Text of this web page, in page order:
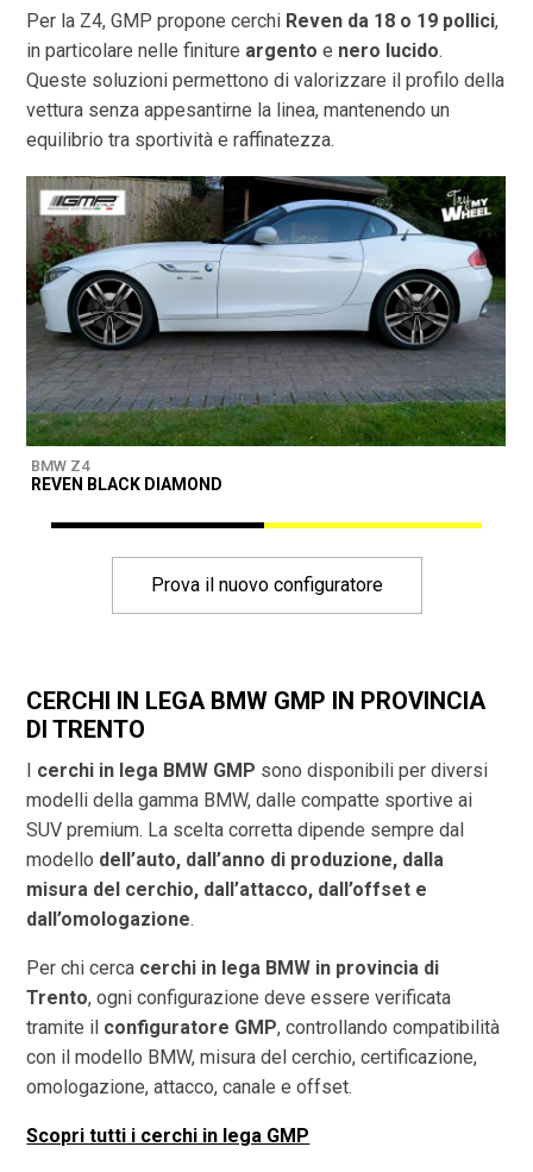
Per la Z4, GMP propone cerchi Reven da 18 o 19 pollici,
in particolare nelle finiture argento e nero lucido.
Queste soluzioni permettono di valorizzare il profilo della
vettura senza appesantirne la linea, mantenendo un
equilibrio tra sportività e raffinatezza.
BMW Z4
REVEN BLACK DIAMOND
Prova il nuovo configuratore
CERCHI IN LEGA BMW GMP IN PROVINCIA
DITRENTO
I cerchi in lega BMW GMP sono disponibili per diversi
modelli della gamma BMW, dalle compatte sportive ai
SUV premium. La scelta corretta dipende sempre dal
modello dell’auto, dall’anno di produzione, dalla
misura del cerchio, dall’attacco, dall’offset e
dall’omologazione.
Per chi cerca cerchi in lega BMW in provincia di
Trento, ogni configurazione deve essere verificata
tramite il configuratore GMP, controllando compatibilità
con il modello BMW, misura del cerchio, certificazione,
omologazione, attacco, canale e offset.
Scopri tutti i cerchi in lega GMP